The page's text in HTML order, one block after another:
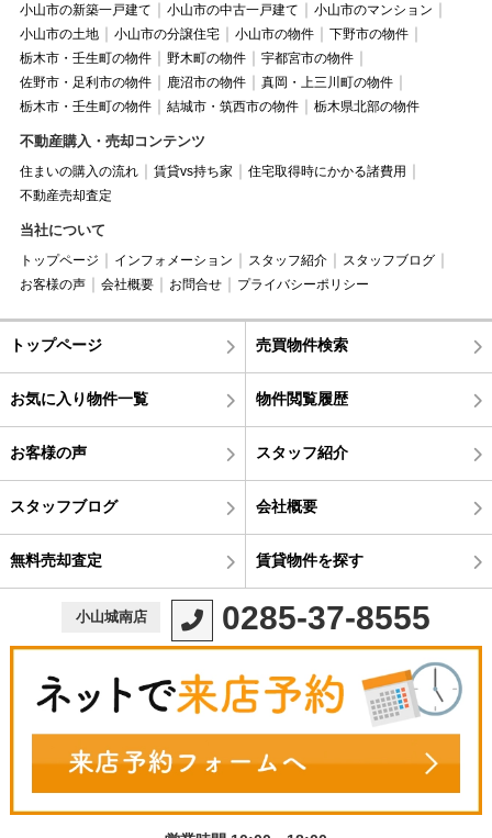
小山市の新築一戸建て 小山市の中古一戸建て
小山市のマンション
小山市の土地
小山市の分譲住宅 小山市の物件
下野市の物件
栃木市・壬生町の物件
野木町の物件
宇都宮市の物件
佐野市・足利市の物件
鹿沼市の物件
真岡・上三川町の物件
栃木市・壬生町の物件
結城市・筑西市の物件 栃木県北部の物件
不動産購入・売却コンテンツ
住まいの購入の流れ 賃貸vs持ち家
住宅取得時にかかる諸費用
不動産売却査定
当社について
トップページ インフォメーション スタッフ紹介
スタッフブログ
お客様の声
会社概要 お問合せ プライバシーポリシー
トップページ 売買物件検索
お気に入り物件一覧 物件閲覧履歴
お客様の声 スタッフ紹介
スタッフブログ 会社概要
無料売却査定 賃貸物件を探す
小山城南店 0285-37-8555